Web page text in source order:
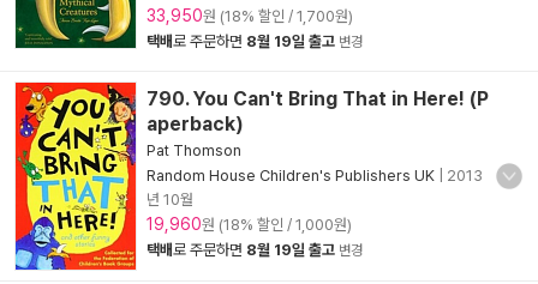
33,950원 (18% 할인 / 1,700원)
택배로 주문하면 8월 19일 출고 변경
790. You Can't Bring That in Here! (P
aperback)
Pat Thomson
Random House Children's Publishers UK
2013
년 10월
19,960원 (18% 할인 / 1,000원)
택배로 주문하면 8월 19일 출고 변경